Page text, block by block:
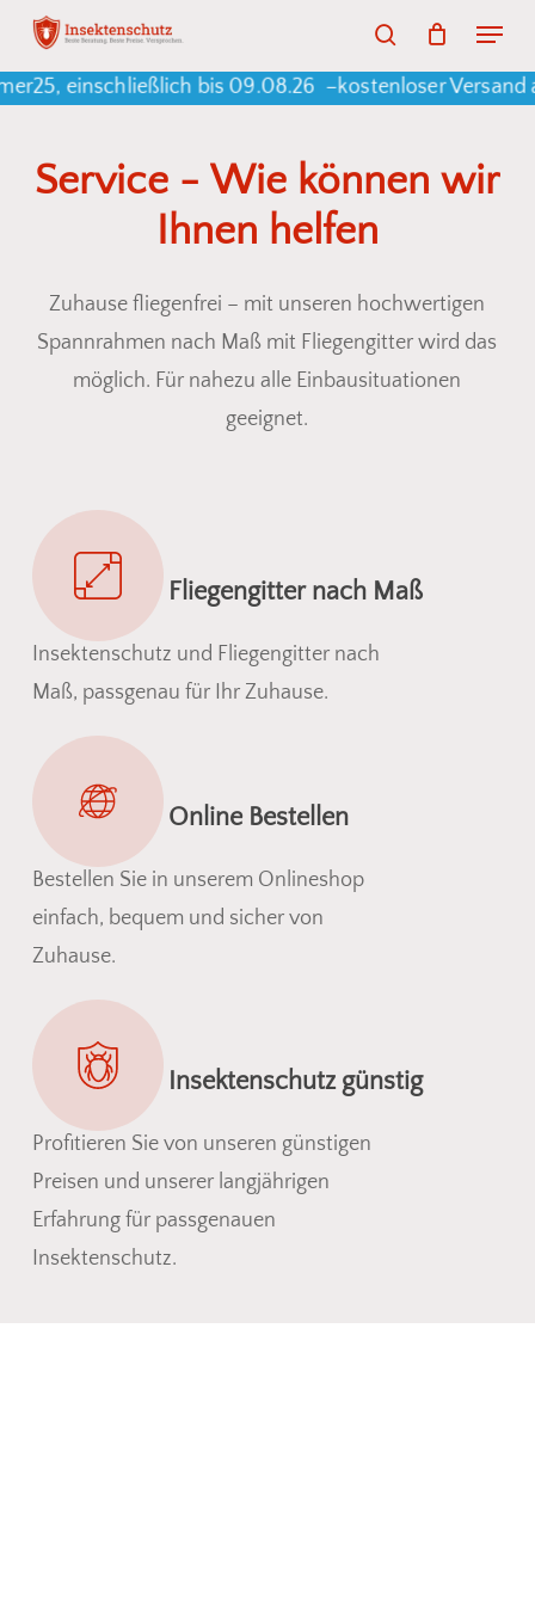
Skip
main
Menu
Cart
einschließlich bis 09.08.26 –kostenloser Versand
Service - Wie können wir
Ihnen helfen
Zuhause fliegenfrei – mit unseren hochwertigen
Spannrahmen nach Maß mit Fliegengitter wird das
möglich. Für nahezu alle Einbausituationen
geeignet.
Fliegengitter nach Maß
Insektenschutz und Fliegengitter nach
Maß, passgenau für Ihr Zuhause.
Online Bestellen
Bestellen Sie in unserem Onlineshop
einfach, bequem und sicher von
Zuhause.
Insektenschutz günstig
Profitieren Sie von unseren günstigen
Preisen und unserer langjährigen
Erfahrung für passgenauen
Insektenschutz.